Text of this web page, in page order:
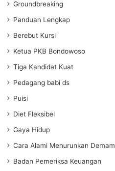
Groundbreaking
Panduan Lengkap
Berebut Kursi
Ketua PKB Bondowoso
Tiga Kandidat Kuat
Pedagang babi ds
Puisi
Diet Fleksibel
Gaya Hidup
Cara Alami Menurunkan Demam
Badan Pemeriksa Keuangan